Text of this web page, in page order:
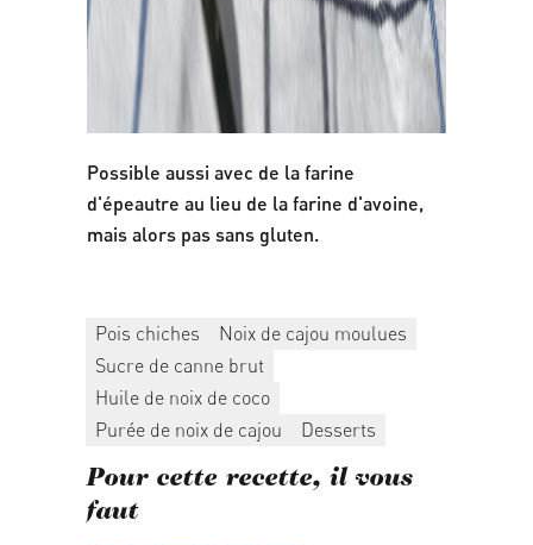
Possible aussi avec de la farine
d'épeautre au lieu de la farine d'avoine,
mais alors pas sans gluten.
Pois chiches
Noix de cajou moulues
Sucre de canne brut
Huile de noix de coco
Purée de noix de cajou
Desserts
Pour cette recette, il vous
faut